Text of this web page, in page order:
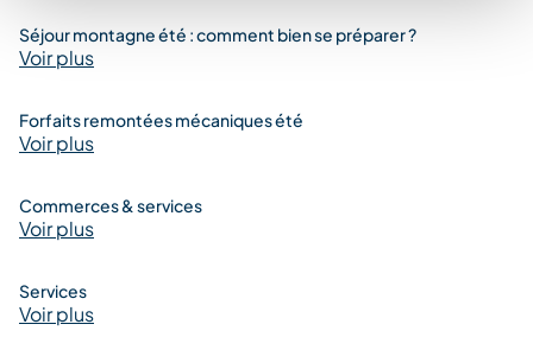
Séjour montagne été : comment bien se préparer ?
Voir plus
Forfaits remontées mécaniques été
Voir plus
Commerces & services
Voir plus
Services
Voir plus